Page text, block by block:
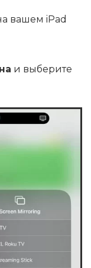
вашем iPad
и выберите